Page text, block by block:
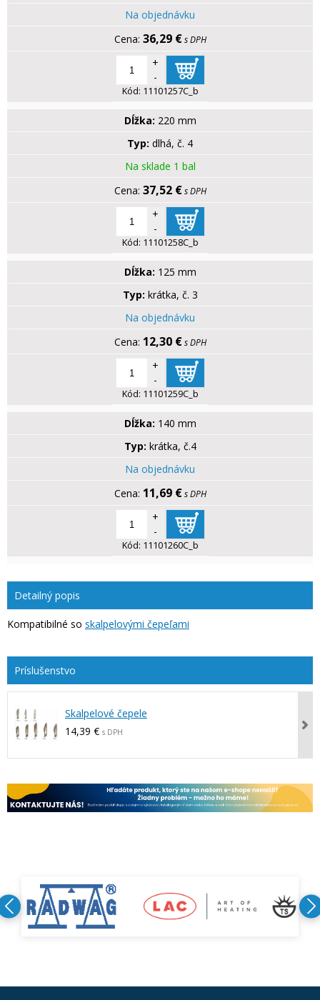
Na objednávku
36,29 € s DPH
+
-
Kód: 11101257C_b
Dĺžka: 220 mm
Typ: dlhá, č. 4
Na sklade 1 bal
37,52 € s DPH
+
-
Kód: 11101258C_b
Dĺžka: 125 mm
Typ: krátka, č. 3
Na objednávku
12,30 € s DPH
+
-
Kód: 11101259C_b
Dĺžka: 140 mm
Typ: krátka, č.4
Na objednávku
11,69 € s DPH
+
-
Kód: 11101260C_b
Detailný popis
Kompatibilné so skalpelovými čepeľami
Skalpelové čepele
14,39 € s DPH